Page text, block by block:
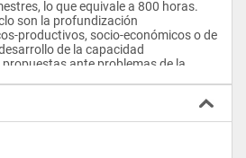
son la profundización
de la capacidad
desarrollarse una